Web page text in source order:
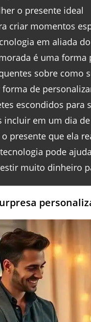
o presente ideal
criar momentos
em aliada
é uma
sobre como
de
escondidos para
incluir em um dia
presente que ela
pode
muito dinheiro